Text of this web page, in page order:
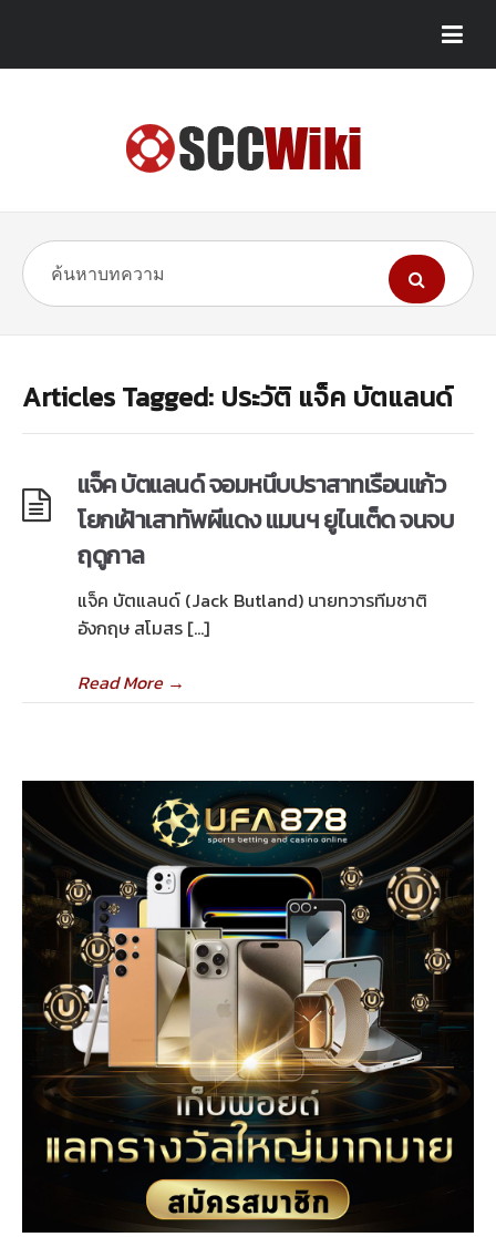
Articles Tagged: ประวัติ แจ็ค บัตแลนด์
แจ็ค บัตแลนด์ จอมหนึบปราสาทเรือนแก้ว
โยกเฝ้าเสาทัพผีแดง แมนฯ ยูไนเต็ด จนจบ
ฤดูกาล
แจ็ค บัตแลนด์ (Jack Butland) นายทวารทีมชาติ
อังกฤษ สโมสร […]
Read More→